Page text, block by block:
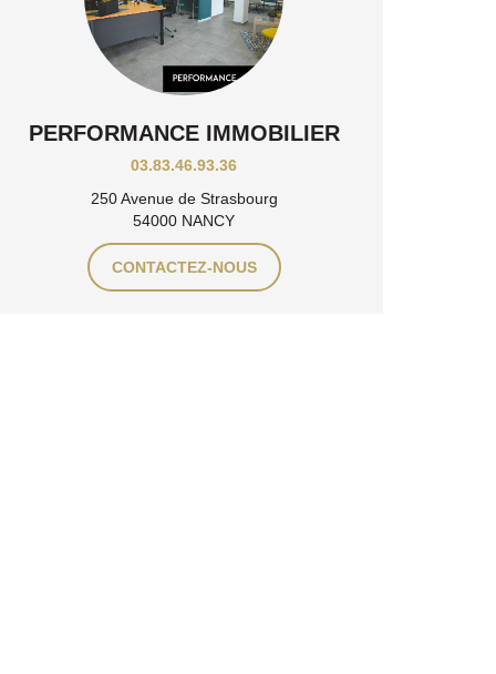
PERFORMANCE IMMOBILIER
03.83.46.93.36
250 Avenue de Strasbourg
54000 NANCY
CONTACTEZ-NOUS